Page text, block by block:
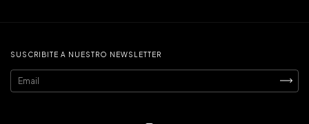
SUSCRIBITE A NUESTRO NEWSLETTER